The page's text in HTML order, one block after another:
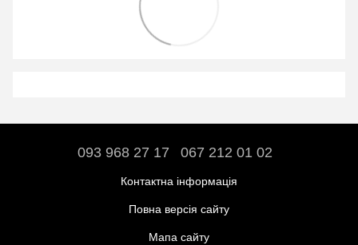
093 968 27 17 067 212 01 02
Контактна інформація
Повна версія сайту
Мапа сайту